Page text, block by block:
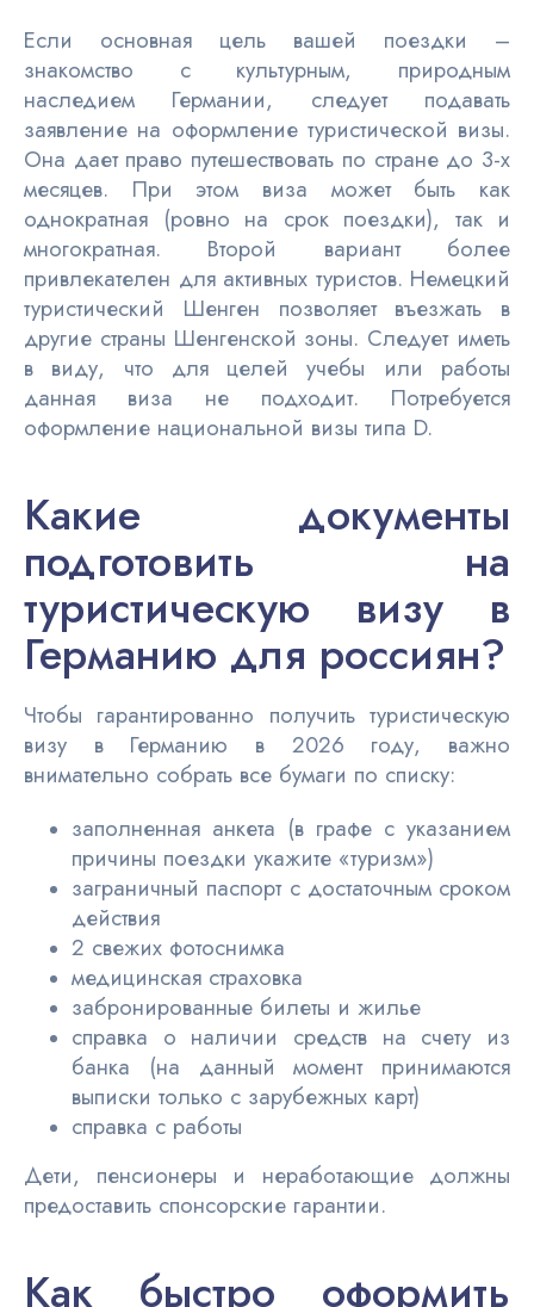
Если основная цель вашей поездки –
знакомство с культурным, природным
наследием Германии, следует подавать
заявление на оформление туристической визы.
Она дает право путешествовать по стране до 3-х
месяцев. При этом виза может быть как
однократная (ровно на срок поездки), так и
многократная. Второй вариант более
привлекателен для активных туристов. Немецкий
туристический Шенген позволяет въезжать в
другие страны Шенгенской зоны. Следует иметь
в виду, что для целей учебы или работы
данная виза не подходит. Потребуется
оформление национальной визы типа D.
Какие документы
подготовить на
туристическую визу в
Германию для россиян?
Чтобы гарантированно получить туристическую
визу в Германию в 2026 году, важно
внимательно собрать все бумаги по списку:
заполненная анкета (в графе с указанием
причины поездки укажите «туризм»)
заграничный паспорт с достаточным сроком
действия
2 свежих фотоснимка
медицинская страховка
забронированные билеты и жилье
справка о наличии средств на счету из
банка (на данный момент принимаются
выписки только с зарубежных карт)
справка с работы
Дети, пенсионеры и неработающие должны
предоставить спонсорские гарантии.
Как быстро оформить